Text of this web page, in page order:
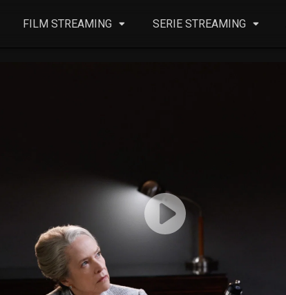
FILM STREAMING SERIE STREAMING